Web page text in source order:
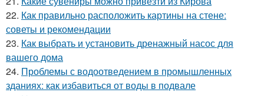
22. Как правильно расположить картины на стене:
советы и рекомендации
23. Как выбрать и установить дренажный насос для
вашего дома
24. Проблемы с водоотведением в промышленных
зданиях: как избавиться от воды в подвале